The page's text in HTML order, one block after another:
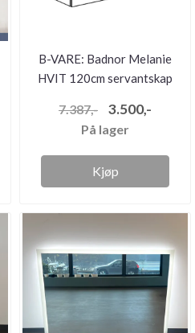
B-VARE: Badnor Melanie
HVIT 120cm servantskap
7.387,- 3.500,-
På lager
Kjøp